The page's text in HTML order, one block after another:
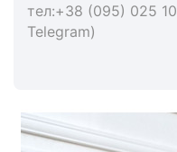
тел:+38 (095) 025
Telegram)